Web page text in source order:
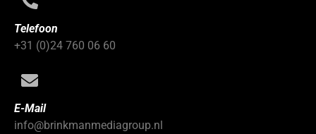
Telefoon
+31 (0)24 760 06 60
E-Mail
info@brinkmanmediagroup.nl